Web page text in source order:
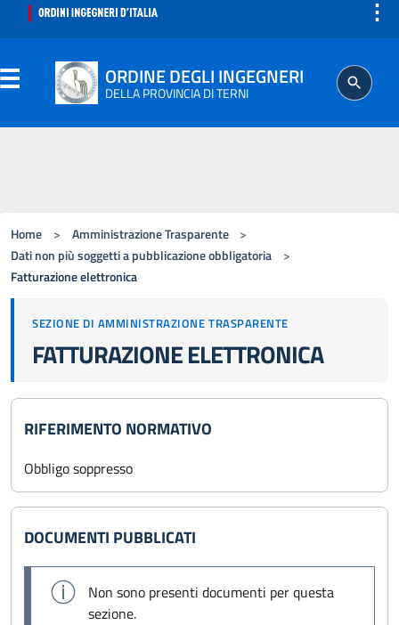
⋮
ORDINE DEGLI INGEGNERI
DELLA PROVINCIA DI TERNI
ISCRITTO
AGGIORNAMENTO PROFESSIONALE
Home > Amministrazione Trasparente
>
Dati non più soggetti a pubblicazione obbligatoria
>
Fatturazione elettronica
SEZIONE DI AMMINISTRAZIONE TRASPARENTE
FATTURAZIONE ELETTRONICA
RIFERIMENTO NORMATIVO
Obbligo soppresso
DOCUMENTI PUBBLICATI
Non sono presenti documenti per questa
sezione.